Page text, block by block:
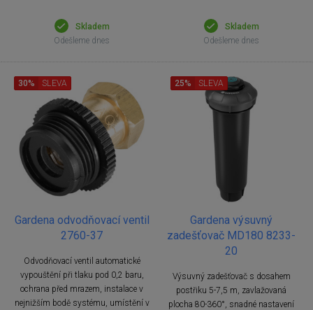
Skladem
Odešleme dnes
Skladem
Odešleme dnes
Gardena odvodňovací ventil
2760-37
Odvodňovací ventil automatické
vypouštění při tlaku pod 0,2 baru,
ochrana před mrazem, instalace v
nejnižším bodě systému, umístění v
30% SLEVA
Gardena výsuvný
zadešťovač MD180 8233-
20
Výsuvný zadešťovač s dosahem
postřiku 5-7,5 m, zavlažovaná
plocha 80-360°, snadné nastavení
25% SLEVA